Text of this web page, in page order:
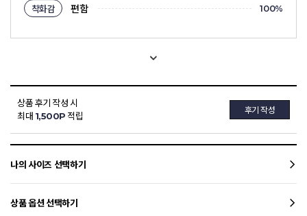
착화감 편함 100%
상품 후기 작성 시
최대 1,500P 적립
후기 작성
나의 사이즈 선택하기
상품 옵션 선택하기